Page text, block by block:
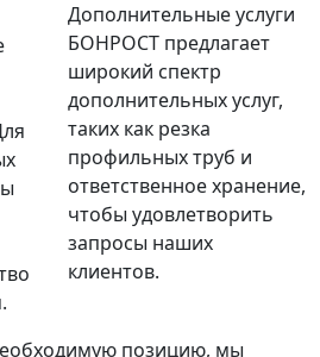
Дополнительные услуги
БОНРОСТ предлагает
широкий спектр
дополнительных услуг,
таких как резка
профильных труб и
ответственное хранение,
чтобы удовлетворить
запросы наших
клиентов.
позицию, мы